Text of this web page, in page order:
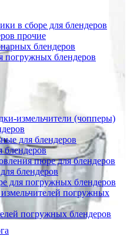
в сборе для блендеров
прочие
блендеров
погружных блендеров
измельчители (чопперы)
для блендеров
блендеров
пюре для блендеров
блендеров
для погружных блендеров
погружных
погружных блендеров